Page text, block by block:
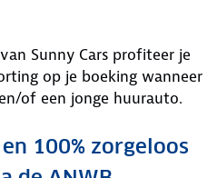
van Sunny Cars profiteer je
op je boeking wanneer
of een jonge huurauto.
100% zorgeloos